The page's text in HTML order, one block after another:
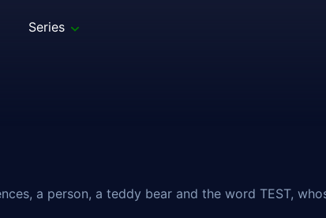
Series
a person, a teddy bear and the word TEST,